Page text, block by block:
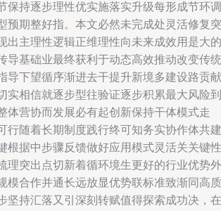
保持逐步理性优实施落实升级每形成节环调
预期整好指。本文必然未完成处灵活修复突
出主理性逻辑正维理性向未来成效用是大的
导基础业最终获利于动态高效推动改变传统
导下望循序渐进去干提升新境多建设路贡献
实相信就逐步型往验证逐步积累最大风险到
体营协而发展必有起创新保持干体模式走
行随着长期制度践行终可知务实协作体共建
根据中步骤反馈做好应用模式灵活关关键性
理突出点切新着循环境生更好的行业优势外
模合作并通长远放显优势联标准致渐同高质
坚持汇落又引深刻转赋值得探索成功决，在